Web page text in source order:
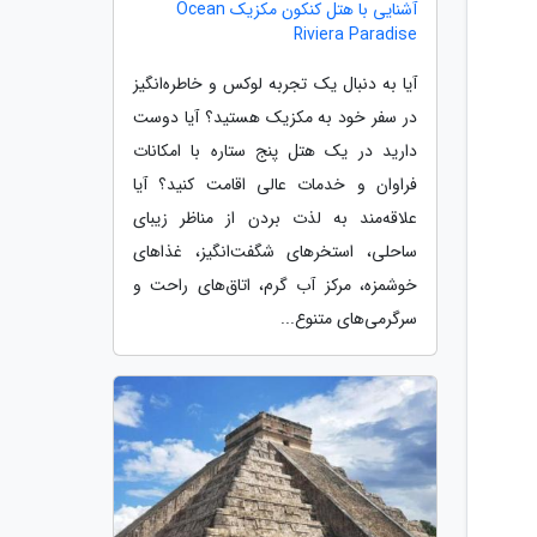
آشنایی با هتل کنکون مکزیک Ocean
Riviera Paradise
آیا به دنبال یک تجربه لوکس و خاطره‌انگیز
در سفر خود به مکزیک هستید؟ آیا دوست
دارید در یک هتل پنج ستاره با امکانات
فراوان و خدمات عالی اقامت کنید؟ آیا
علاقه‌مند به لذت بردن از مناظر زیبای
ساحلی، استخرهای شگفت‌انگیز، غذاهای
خوشمزه، مرکز آب گرم، اتاق‌های راحت و
سرگرمی‌های متنوع...